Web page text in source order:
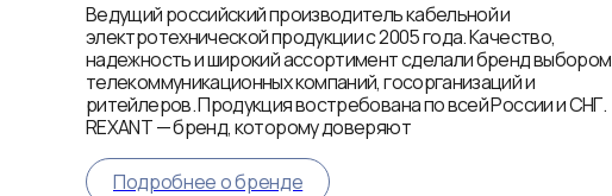
Ведущий российский производитель кабельной и
электротехнической продукции с 2005 года. Качество,
надежность и широкий ассортимент сделали бренд выбором
телекоммуникационных компаний, госорганизаций и
ритейлеров. Продукция востребована по всей России и СНГ.
REXANT — бренд, которому доверяют
Подробнее о бренде